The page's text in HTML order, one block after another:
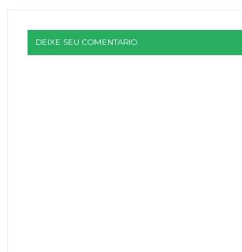
DEIXE SEU COMENTARIO